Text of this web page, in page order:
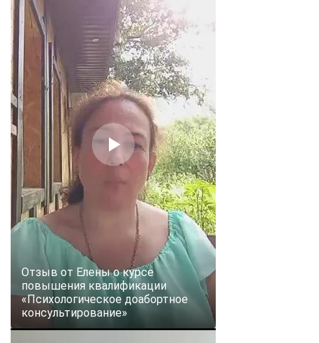
Отзыв от Елены о курсе
повышения квалификации
«Психологическое доабортное
консультирование»